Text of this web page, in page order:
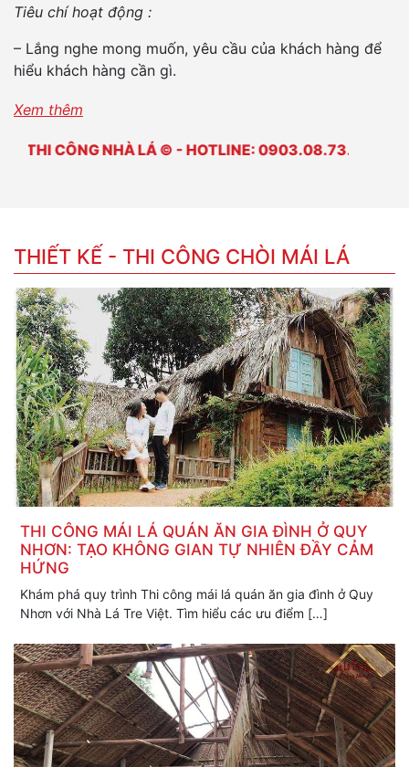
Tiêu chí hoạt động :
– Lắng nghe mong muốn, yêu cầu của khách hàng để
hiểu khách hàng cần gì.
– Tư vấn cụ thể nhất và tiết kiệm chi phí nhất nhưng
đưa ra giải pháp tối ưu nhất có thể.
“Sự Hài Lòng Của Khách Hàng là Phương Châm Hoạt
Động Của Chúng Tôi”.
NHÀ LÁ TRE VIỆT Thiết Kế Thi
Công Mái Lá
132/3A Đường 3/2,Phường Lái Thiêu.TP Thuận An,
Bình Dương
0903.087.392
nhalatreviet@gmail.com
nhalatreviet.net
Xem thêm
LÁ © - HOTLINE: 0903.08.73.92
THIẾT KẾ - THI CÔNG CHÒI MÁI LÁ
THI CÔNG MÁI LÁ QUÁN ĂN GIA ĐÌNH Ở QUY
NHƠN: TẠO KHÔNG GIAN TỰ NHIÊN ĐẦY CẢM
HỨNG
Khám phá quy trình Thi công mái lá quán ăn gia đình ở Quy
Nhơn với Nhà Lá Tre Việt. Tìm hiểu các ưu điểm […]